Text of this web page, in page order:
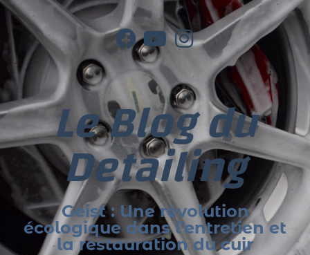
Le Blog du
Detailing
Geist : Une révolution
écologique dans l’entretien et
la restauration du cuir